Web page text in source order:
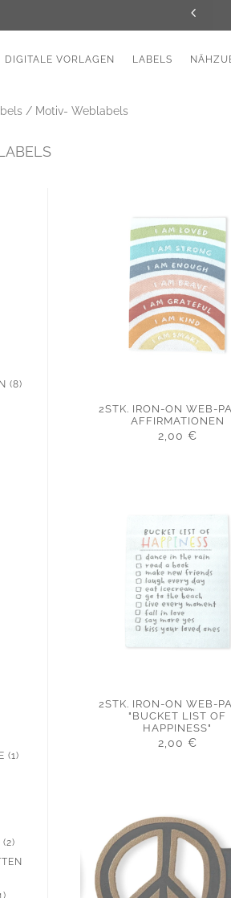
DIGITALE VORLAGEN LABELS
/ Motiv- Weblabels
88
11
22
PRODUKTE
4
2STK. IRON-ON WEB-
AFFIRMATIONEN
2,00 €
2STK. IRON-ON WEB-
"BUCKET LIST OF
HAPPINESS"
2,00 €